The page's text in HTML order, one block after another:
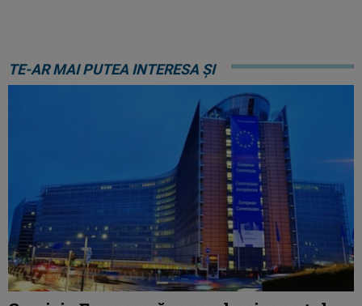
TE-AR MAI PUTEA INTERESA ȘI